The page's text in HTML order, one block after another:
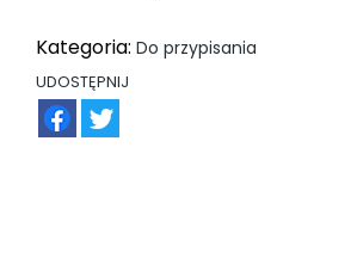
Kategoria: Do przypisania
UDOSTĘPNIJ